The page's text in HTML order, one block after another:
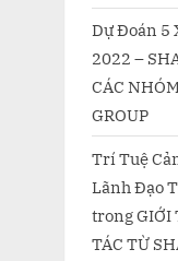
Dự Đoán 5
2022 –
CÁC
GROUP
Trí Tuệ
Lãnh Đạo
trongGIỚI
TÁC TỪ